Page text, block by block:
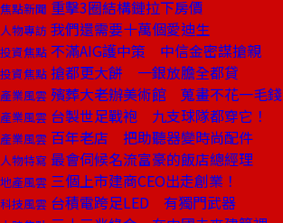
焦點新聞 重擊3圈結構鏈拉下房價
人物專訪 我們還需要十萬個愛迪生
投資焦點 不滿AIG護中策 中信金密謀搶親
投資焦點 搶都更大餅 一銀放膽全都貸
產業風雲 殯葬大老辦美術館 蒐畫不花一毛錢
產業風雲 台製世足戰袍 九支球隊都穿它！
產業風雲 百年老店 把助聽器變時尚配件
人物特寫 最會伺候名流富豪的飯店總經理
地產風雲 三個上市建商CEO出走創業！
科技風雲 台積電跨足LED 有獨門武器